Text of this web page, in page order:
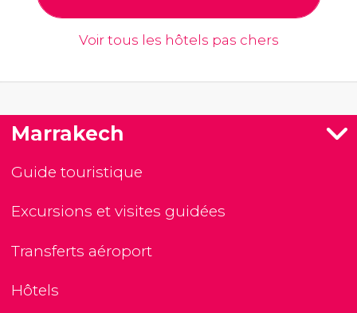
Voir tous les hôtels pas chers
Marrakech
Guide touristique
Excursions et visites guidées
Transferts aéroport
Hôtels